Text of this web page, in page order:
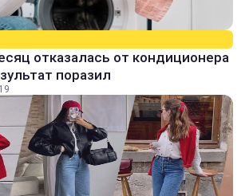
отказалась от кондиционера
поразил